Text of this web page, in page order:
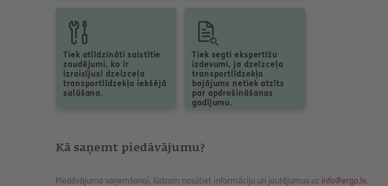
Tiek atlīdzināti saistītie
zaudējumi, ko ir
izraisījusi dzelzceļa
transportlīdzekļa iekšējā
salūšana.
Tiek segti ekspertīžu
izdevumi, ja dzelzceļa
transportlīdzekļa
bojājums netiek atzīts
par apdrošināšanas
gadījumu.
Kā saņemt piedāvājumu?
Piedāvājuma saņemšanai, lūdzam nosūtiet informāciju un jautājumus uz info@ergo.lv.